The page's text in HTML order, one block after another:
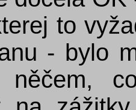
to
- bylo
něčem,